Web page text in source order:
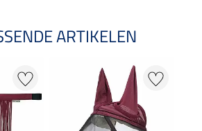
ARTIKELEN